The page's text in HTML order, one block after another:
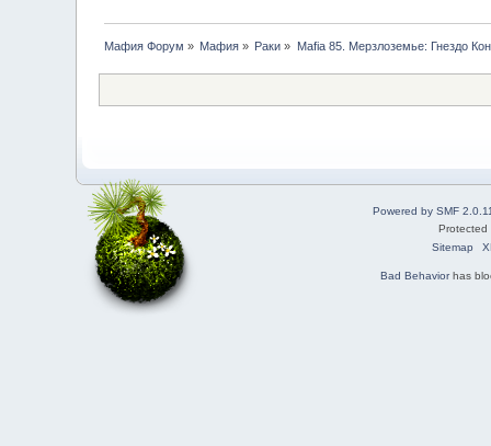
Мафия Форум » Мафия » Раки » Mafia 85. Мерзлоземье: Гнездо
Powered by SMF
Sitemap
Bad Behaviorhas